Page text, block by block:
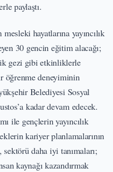
paylaştı.
hayatlarına yayıncılık
30 gencin eğitim alacağı;
gezi gibi etkinliklerle
öğrenme deneyiminin
Belediyesi Sosyal
kadar devam edecek.
ile gençlerin yayıncılık
kariyer planlamalarının
daha iyi tanımaları;
kaynağı kazandırmak